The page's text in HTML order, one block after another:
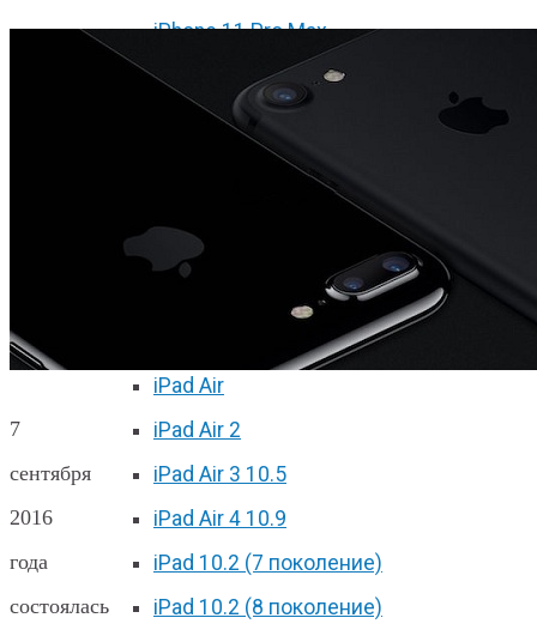
iPhone 11 Pro Max
iPhone 12 mini
iPhone 12
iPhone 12 Pro
Ремонт iPad
iPad Air
iPad Air 2
iPad Air 3 10.5
iPad Air 4 10.9
iPad 10.2 (7 поколение)
iPad 10.2 (8 поколение)
7
сентября
2016
года
состоялась